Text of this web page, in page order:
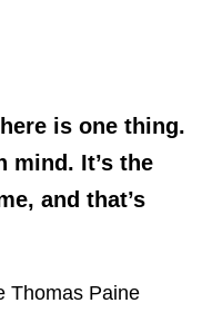
is one thing.
mind. It’s the
and that’s
Thomas Paine